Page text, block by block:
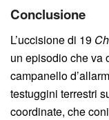
Conclusione
L’uccisione di 19
un episodio che va
campanello
testuggini terrestri
coordinate, che